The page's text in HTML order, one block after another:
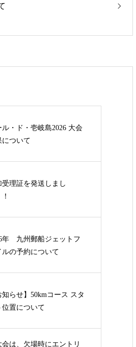
ル・ド・壱岐島2026 大会
について
受理証を発送しまし
年 九州郵船ジェットフ
ルの予約について
知らせ】50kmコース スタ
位置について
会は、欠場時にエントリ